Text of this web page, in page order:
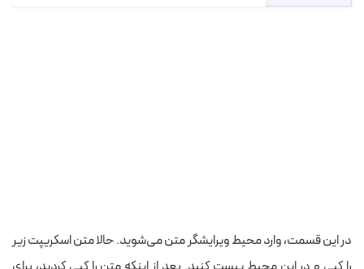
در این قسمت، وارد محیط ویرایشگر متن می‌شوید. حالا متن اسکریپت زیر